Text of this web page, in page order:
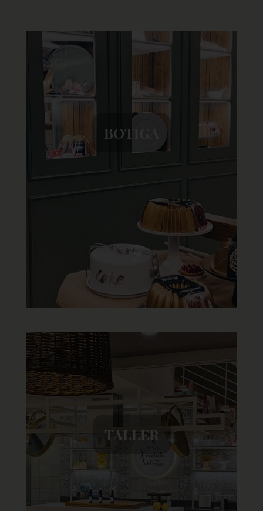
BOTIGA
TALLER